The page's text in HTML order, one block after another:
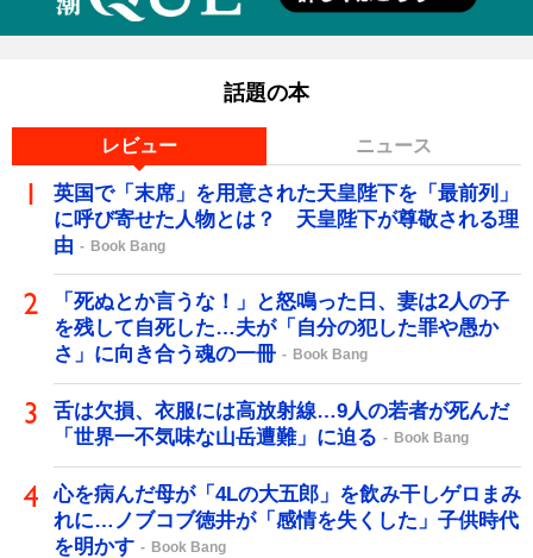
話題の本
レビュー ニュース
英国で「末席」を用意された天皇陛下を「最前列」
に呼び寄せた人物とは？ 天皇陛下が尊敬される理
由
Book Bang
「死ぬとか言うな！」と怒鳴った日、妻は2人の子
を残して自死した…夫が「自分の犯した罪や愚か
さ」に向き合う魂の一冊
Book Bang
舌は欠損、衣服には高放射線…9人の若者が死んだ
「世界一不気味な山岳遭難」に迫る
Book Bang
心を病んだ母が「4Lの大五郎」を飲み干しゲロまみ
れに…ノブコブ徳井が「感情を失くした」子供時代
を明かす
Book Bang